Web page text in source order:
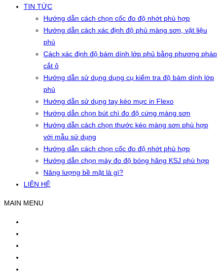
TIN TỨC
Hướng dẫn cách chọn cốc đo độ nhớt phù hợp
Hướng dẫn cách xác định độ phủ màng sơn, vật liệu
phủ
Cách xác định độ bám dính lớp phủ bằng phương pháp
cắt ô
Hướng dẫn sử dụng dụng cụ kiểm tra độ bám dính lớp
phủ
Hướng dẫn sử dụng tay kéo mực in Flexo
Hướng dẫn chọn bút chì đo độ cứng màng sơn
Hướng dẫn cách chọn thước kéo màng sơn phù hợp
với mẫu sử dụng
Hướng dẫn cách chọn cốc đo độ nhớt phù hợp
Hướng dẫn chọn máy đo độ bóng hãng KSJ phù hợp
Năng lượng bề mặt là gì?
LIÊN HỆ
MAIN MENU